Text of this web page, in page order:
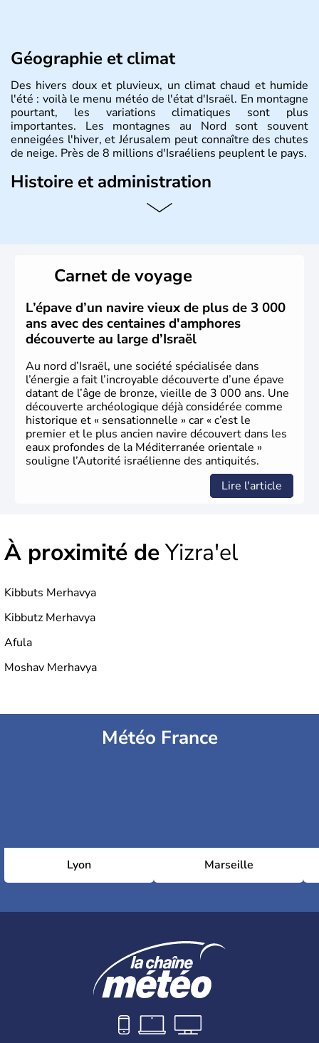
Géographie et climat
Des hivers doux et pluvieux, un climat chaud et humide
l'été : voilà le menu météo de l'état d'Israël. En montagne
pourtant, les variations climatiques sont plus
importantes. Les montagnes au Nord sont souvent
enneigées l'hiver, et Jérusalem peut connaître des chutes
de neige. Près de 8 millions d'Israéliens peuplent le pays.
Histoire et administration
L'Israël est un état de la partie est de la Méditerranée,
vrai essor économique dans le domaine des nouvelles
Carnet de voyage
L’épave d’un navire vieux de plus de 3 000
ans avec des centaines d'amphores
découverte au large d’Israël
Au nord d’Israël, une société spécialisée dans
l’énergie a fait l’incroyable découverte d’une épave
datant de l’âge de bronze, vieille de 3 000 ans. Une
découverte archéologique déjà considérée comme
historique et « sensationnelle » car « c’est le
premier et le plus ancien navire découvert dans les
eaux profondes de la Méditerranée orientale »
souligne l’Autorité israélienne des antiquités.
Lire l'article
À proximité deYizra'el
Kibbuts Merhavya
Kibbutz Merhavya
Afula
Moshav Merhavya
Météo France
Lyon Marseille